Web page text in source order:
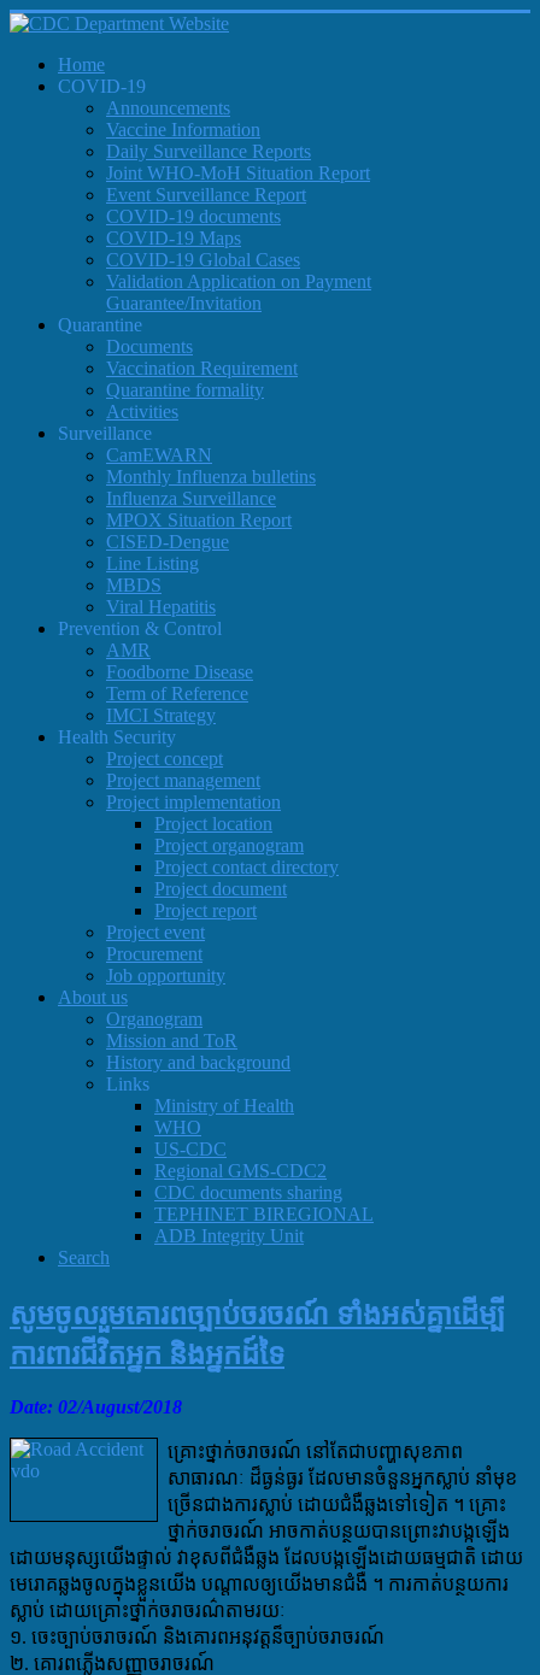
Home
COVID-19
Announcements
Vaccine Information
Daily Surveillance Reports
Joint WHO-MoH Situation Report
Event Surveillance Report
COVID-19 documents
COVID-19 Maps
COVID-19 Global Cases
Validation Application on Payment
Guarantee/Invitation
Quarantine
Documents
Vaccination Requirement
Quarantine formality
Activities
Surveillance
CamEWARN
Monthly Influenza bulletins
Influenza Surveillance
MPOX Situation Report
CISED-Dengue
Line Listing
MBDS
Viral Hepatitis
Prevention & Control
AMR
Foodborne Disease
Term of Reference
IMCI Strategy
Health Security
Project concept
Project management
Project implementation
Project location
Project organogram
Project contact directory
Project document
Project report
Project event
Procurement
Job opportunity
About us
Organogram
Mission and ToR
History and background
Links
Ministry of Health
WHO
US-CDC
Regional GMS-CDC2
CDC documents sharing
TEPHINET BIREGIONAL
ADB Integrity Unit
Search
សូមចូលរួមគោរពច្បាប់ចរចរណ៍ ទាំងអស់គ្នាដើម្បី
ការពារជីវិតអ្នក និងអ្នកដ៍ទៃ
Date: 02/August/2018
គ្រោះថ្នាក់ចរាចរណ៍ នៅតែជាបញ្ហាសុខភាព
សាធារណៈ ដ៏ធ្ងន់ធ្ងរ ដែលមានចំនួនអ្នកស្លាប់ នាំមុខ
ច្រើនជាងការស្លាប់ ដោយជំងឺឆ្លងទៅទៀត ។ គ្រោះ
ថ្នាក់ចរាចរណ៍ អាចកាត់បន្ថយបានព្រោះវាបង្កឡើង
ដោយមនុស្សយើងផ្ទាល់ វាខុសពីជំងឺឆ្លង ដែលបង្កឡើងដោយធម្មជាតិ ដោយ
មេរោគឆ្លងចូលក្នុងខ្លួនយើង បណ្តាលឲ្យយើងមានជំងឺ ។ ការកាត់បន្ថយការ
ស្លាប់ ដោយគ្រោះថ្នាក់ចរាចរណ៌តាមរយៈ
១. ចេះច្បាប់ចរាចរណ៍ និងគោរពអនុវត្តន៏ច្បាប់ចរាចរណ៍
២. គោរពភ្លើងសញ្ញាចរាចរណ៍